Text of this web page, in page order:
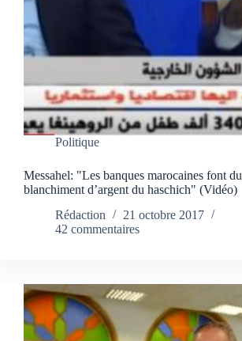
Politique
Messahel: "Les banques marocaines font du
blanchiment d’argent du haschich" (Vidéo)
Rédaction
21 octobre 2017
42 commentaires